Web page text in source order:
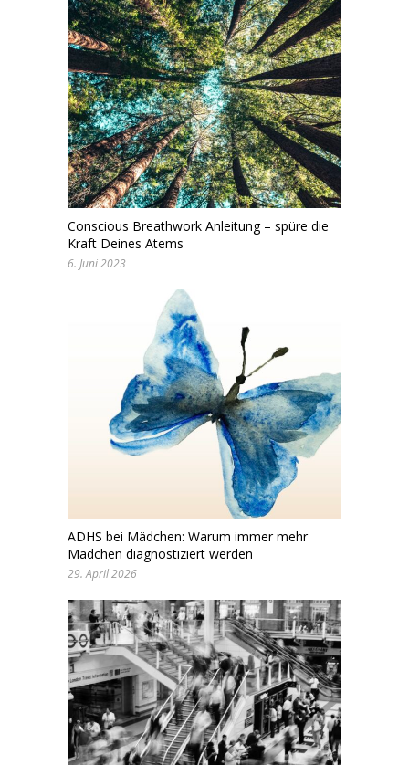
Conscious Breathwork Anleitung – spüre die
Kraft Deines Atems
6. Juni 2023
ADHS bei Mädchen: Warum immer mehr
Mädchen diagnostiziert werden
29. April 2026